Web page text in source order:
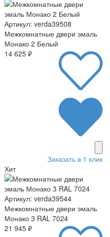
Артикул: verda39508
Межкомнатные двери эмаль
Монако 2 Белый
14 625 ₽
Заказать в 1 клик
Хит
Артикул: verda39544
Межкомнатные двери эмаль
Монако 3 RAL 7024
21 945 ₽